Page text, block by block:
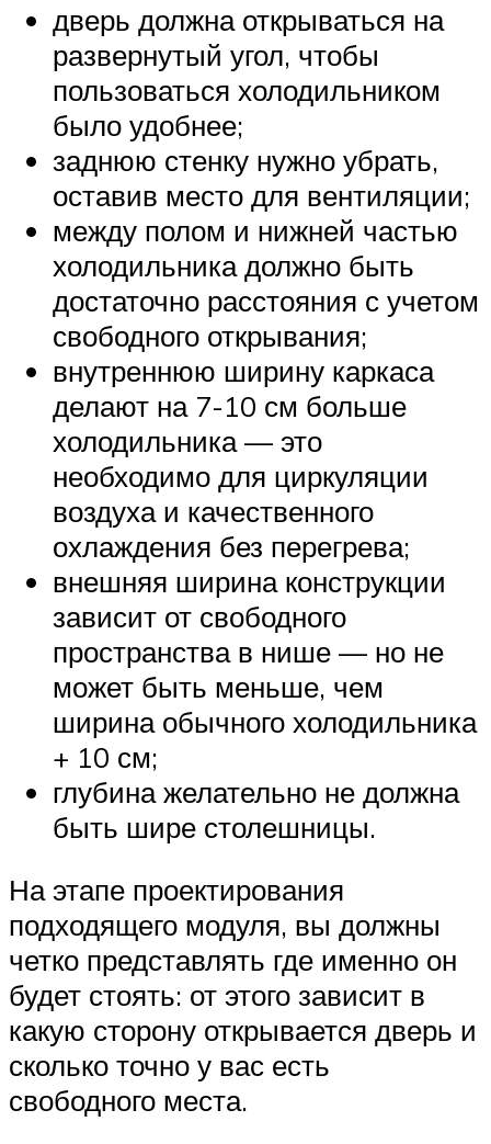
дверь должна открываться на
развернутый угол, чтобы
пользоваться холодильником
было удобнее;
заднюю стенку нужно убрать,
оставив место для вентиляции;
между полом и нижней частью
холодильника должно быть
достаточно расстояния с учетом
свободного открывания;
внутреннюю ширину каркаса
делают на 7-10 см больше
холодильника — это
необходимо для циркуляции
воздуха и качественного
охлаждения без перегрева;
внешняя ширина конструкции
зависит от свободного
пространства в нише — но не
может быть меньше, чем
ширина обычного холодильника
+ 10 см;
глубина желательно не должна
быть шире столешницы.
На этапе проектирования
подходящего модуля, вы должны
четко представлять где именно он
будет стоять: от этого зависит в
какую сторону открывается дверь и
сколько точно у вас есть
свободного места.